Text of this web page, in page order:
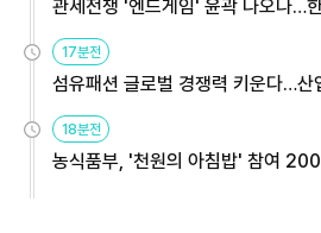
관세전쟁 '엔드게임' 윤곽 나오나…
17분전
섬유패션 글로벌 경쟁력 키운다…
18분전
농식품부, '천원의 아침밥' 참여